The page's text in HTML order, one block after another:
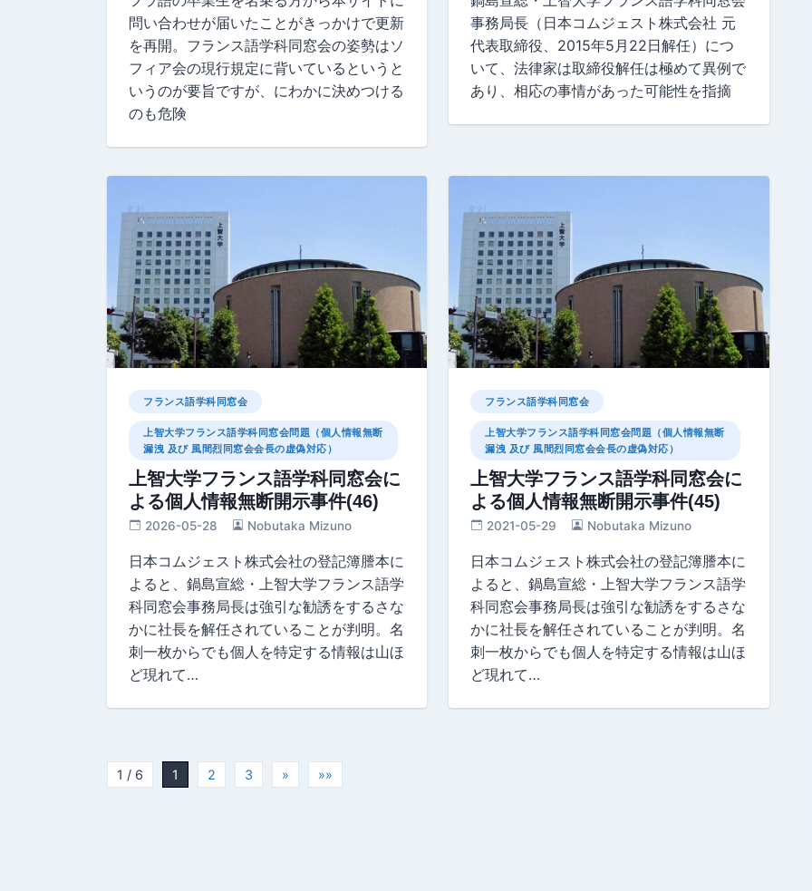
問い合わせが届いたことがきっかけで更新
を再開。フランス語学科同窓会の姿勢はソ
フィア会の現行規定に背いているというと
いうのが要旨ですが、にわかに決めつける
のも危険
事務局長（日本コムジェスト株式会社 元
代表取締役、2015年5月22日解任）につ
いて、法律家は取締役解任は極めて異例で
あり、相応の事情があった可能性を指摘
フランス語学科同窓会
上智大学フランス語学科同窓会問題（個人情報無断
漏洩 及び 風間烈同窓会会長の虚偽対応）
上智大学フランス語学科同窓会に
よる個人情報無断開示事件(46)
2026-05-28 Nobutaka Mizuno
日本コムジェスト株式会社の登記簿謄本に
よると、鍋島宣総・上智大学フランス語学
科同窓会事務局長は強引な勧誘をするさな
かに社長を解任されていることが判明。名
刺一枚からでも個人を特定する情報は山ほ
ど現れて…
フランス語学科同窓会
上智大学フランス語学科同窓会問題（個人情報無断
漏洩 及び 風間烈同窓会会長の虚偽対応）
上智大学フランス語学科同窓会に
よる個人情報無断開示事件(45)
2021-05-29 Nobutaka Mizuno
日本コムジェスト株式会社の登記簿謄本に
よると、鍋島宣総・上智大学フランス語学
科同窓会事務局長は強引な勧誘をするさな
かに社長を解任されていることが判明。名
刺一枚からでも個人を特定する情報は山ほ
ど現れて…
1 / 6 1 2 3 » »»